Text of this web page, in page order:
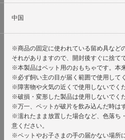
中国
※商品の固定に使われている留め具など
それがありますので、開封後すぐに捨て
※本製品はペット用のおもちゃです。本
※必ず飼い主の目が届く範囲で使用して
※障害物や火気の近くで使用しないでく
※破損・変形した製品は使用しないでく
※万一、ペットが破片を飲み込んだ時は
※濡れたまま放置した場合など、色落ち
意ください。
※ペットやお子さまの手の届かない場所